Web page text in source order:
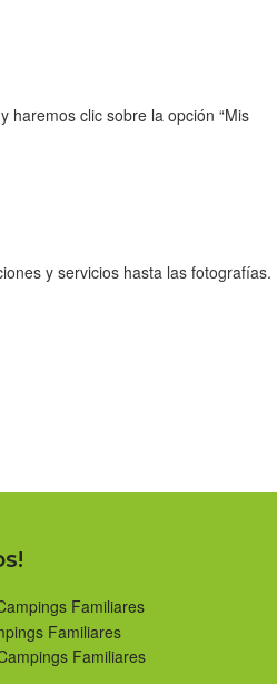
haremos clic sobre la opción “Mis
y servicios hasta las fotografías.